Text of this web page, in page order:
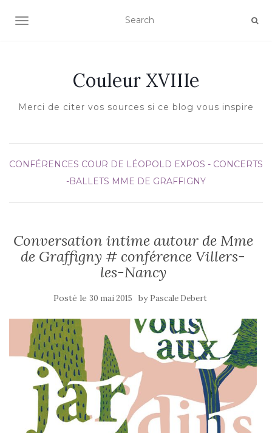
AFFICHER/MASQUER LA NAVIGATION
Couleur XVIIIe
Merci de citer vos sources si ce blog vous inspire
CONFÉRENCES COUR DE LÉOPOLD EXPOS - CONCERTS
-BALLETS MME DE GRAFFIGNY
Conversation intime autour de Mme
de Graffigny # conférence Villers-
les-Nancy
Posté le 30 mai 2015 by Pascale Debert